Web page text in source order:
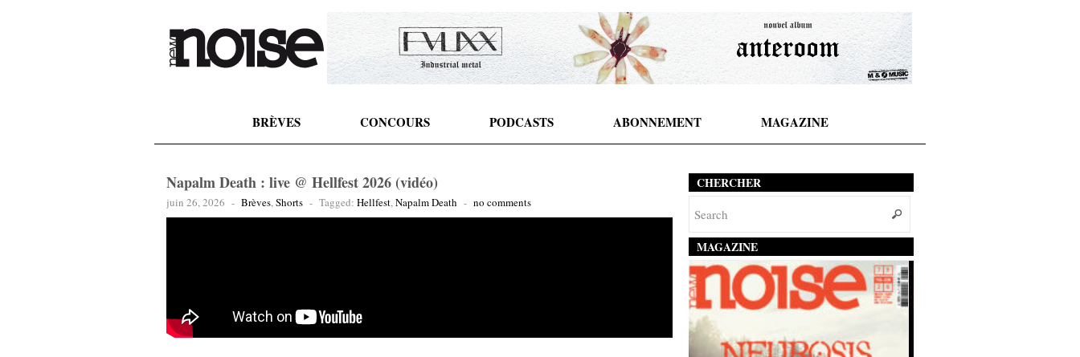
BRÈVES CONCOURS PODCASTS ABONNEMENT MAGAZINE
Napalm Death : live @ Hellfest 2026 (vidéo)
juin 26, 2026 - Brèves,Shorts - Tagged: Hellfest,Napalm Death - no comments
CHERCHER
MAGAZINE